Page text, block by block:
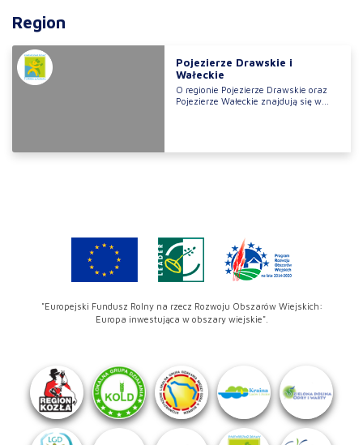
Region
Pojezierze Drawskie i
Wałeckie
O regionie Pojezierze Drawskie oraz
Pojezierze Wałeckie znajdują się w...
"Europejski Fundusz Rolny na rzecz Rozwoju Obszarów Wiejskich:
Europa inwestująca w obszary wiejskie".